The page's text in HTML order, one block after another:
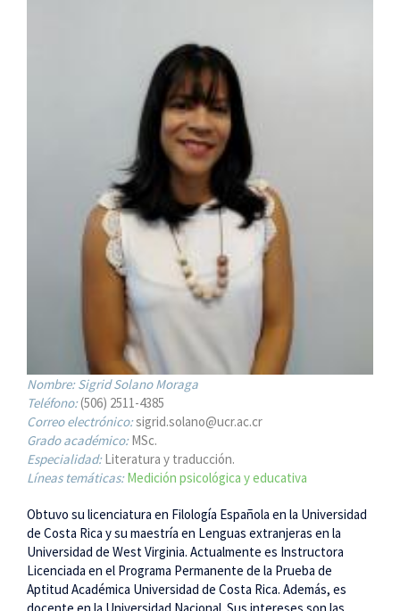
Nombre:Sigrid Solano Moraga
Teléfono:(506) 2511-4385
Correo electrónico:sigrid.solano@ucr.ac.cr
Grado académico:MSc.
Especialidad:Literatura y traducción.
Líneas temáticas:Medición psicológica y educativa
Obtuvo su licenciatura en Filología Española en la Universidad
de Costa Rica y su maestría en Lenguas extranjeras en la
Universidad de West Virginia. Actualmente es Instructora
Licenciada en el Programa Permanente de la Prueba de
Aptitud Académica Universidad de Costa Rica. Además, es
docente en la Universidad Nacional. Sus intereses son las